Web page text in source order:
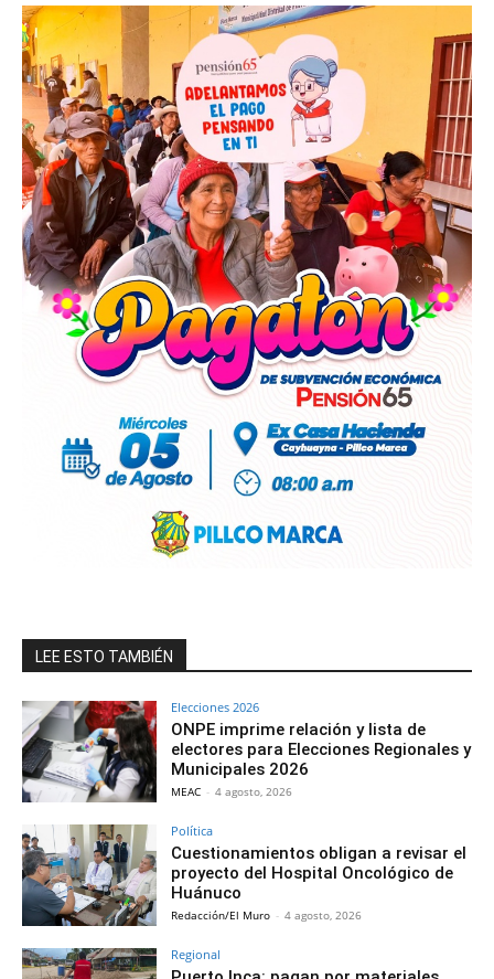
LEE ESTO TAMBIÉN
Elecciones 2026
ONPE imprime relación y lista de
electores para Elecciones Regionales y
Municipales 2026
MEAC - 4 agosto, 2026
Política
Cuestionamientos obligan a revisar el
proyecto del Hospital Oncológico de
Huánuco
Redacción/El Muro - 4 agosto, 2026
Regional